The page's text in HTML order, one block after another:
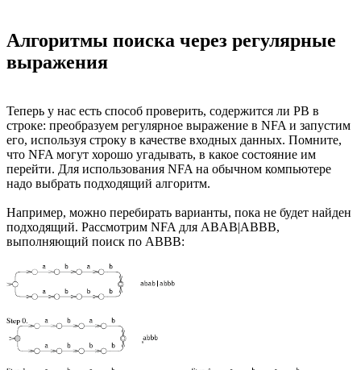
Алгоритмы поиска через регулярные
выражения
Теперь у нас есть способ проверить, содержится ли РВ в
строке: преобразуем регулярное выражение в NFA и запустим
его, используя строку в качестве входных данных. Помните,
что NFA могут хорошо угадывать, в какое состояние им
перейти. Для использования NFA на обычном компьютере
надо выбрать подходящий алгоритм.
Например, можно перебирать варианты, пока не будет найден
подходящий. Рассмотрим NFA для ABAB|ABBB,
выполняющий поиск по ABBB: